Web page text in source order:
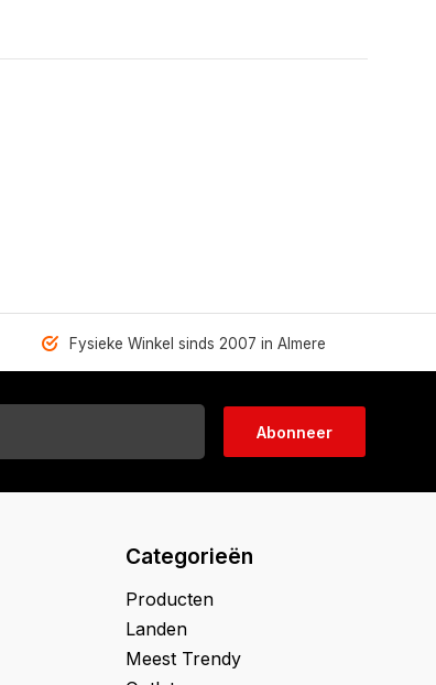
Fysieke Winkel sinds 2007 in Almere
Abonneer
Categorieën
Producten
Landen
Meest Trendy